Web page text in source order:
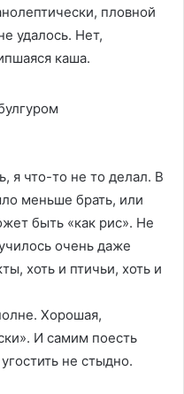
пловной
удалось. Нет,
каша.
я что-то не то делал. В
меньше брать, или
быть «как рис». Не
очень даже
хоть и птичьи, хоть и
Хорошая,
И самим поесть
не стыдно.